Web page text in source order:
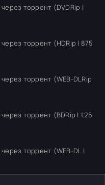
через торрент (DVDRip |
через торрент (HDRip | 875
через торрент (WEB-DLRip
через торрент (BDRip | 1.25
через торрент (WEB-DL |